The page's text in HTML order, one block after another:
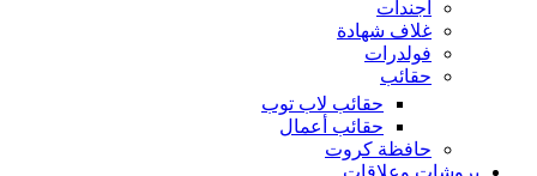
اجندات
غلاف شهادة
فولدرات
حقائب
حقائب لاب توب
حقائب أعمال
حافظة كروت
بروشات وعلاقات